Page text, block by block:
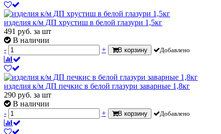
изделия к/м ДП хрустиш в белой глазури 1,5кг
491 руб. за шт
В наличии
-
+ В корзину Добавлено
изделия к/м ДП печкис в белой глазури заварные 1,8кг
290 руб. за шт
В наличии
-
+ В корзину Добавлено